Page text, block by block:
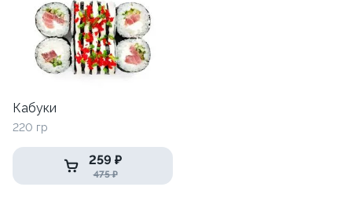
Кабуки
220 гр
259 ₽
475 ₽